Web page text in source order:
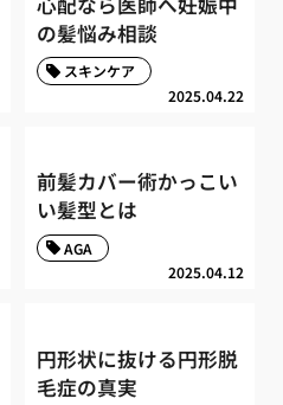
の髪悩み相談
2025.04.22
スキンケア
前髪カバー術かっこい
い髪型とは
2025.04.12
AGA
円形状に抜ける円形脱
毛症の真実